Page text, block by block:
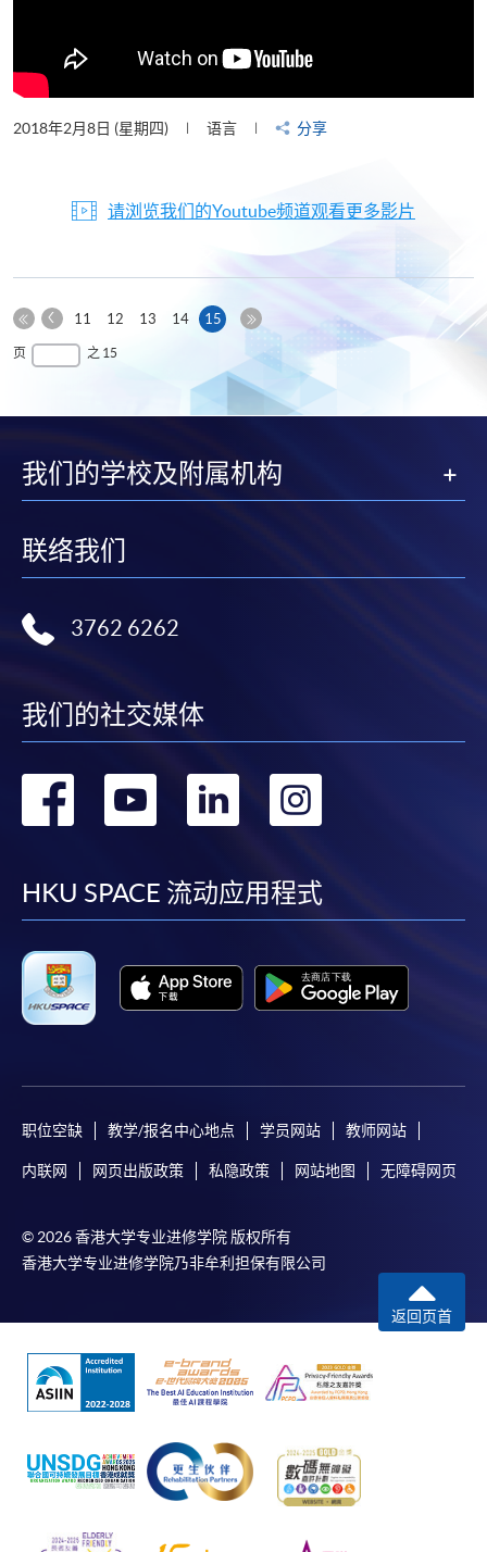
2018年2月8日 (星期四) 语言 分享
请浏览我们的Youtube频道观看更多影片
第
一
上
11 12 13 14 15本
一
页 之 15
我们的学校及附属机构
联络我们
3762 6262
我们的社交媒体
转
facebook
转
youtube
转
linkedin
HKU SPACE 流动应用程式
职位空缺 教学/报名中心地点 学员网站 教师网站
内联网 网页出版政策 私隐政策 网站地图 无障碍网页
© 2026 香港大学专业进修学院 版权所有
香港大学专业进修学院乃非牟利担保有限公司
返回页首